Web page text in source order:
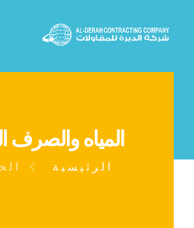
المياه
الرئيسية